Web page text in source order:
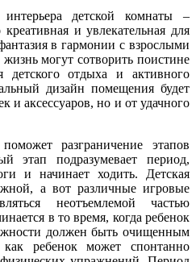
детской комнаты –
и увлекательная для
в гармонии с взрослыми
могут сотворить поистине
детского отдыха и активного
дизайн помещения будет
и аксессуаров, но и от удачного
разграничение этапов
этап подразумевает период,
и начинает ходить. Детская
а вот различные игровые
неотъемлемой частью
в то время, когда ребенок
должен быть очищенным
ребенок может спонтанно